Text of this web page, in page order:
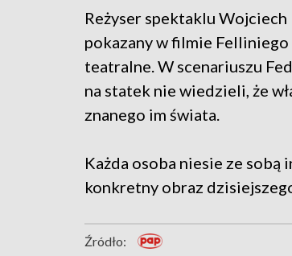
Reżyser spektaklu
pokazany w filmie Felliniego
teatralne. W scenariuszu
na statek nie wiedzieli, że
znanego im świata.
Każda osoba niesie ze
konkretny obraz
Źródło: